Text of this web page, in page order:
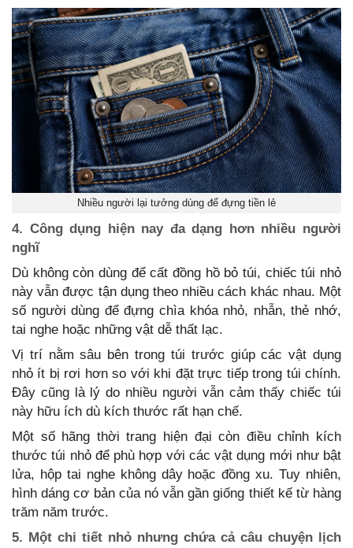
Nhiều người lại tưởng dùng để đựng tiền lẻ
4. Công dụng hiện nay đa dạng hơn nhiều người
nghĩ
Dù không còn dùng để cất đồng hồ bỏ túi, chiếc túi nhỏ
này vẫn được tận dụng theo nhiều cách khác nhau. Một
số người dùng để đựng chìa khóa nhỏ, nhẫn, thẻ nhớ,
tai nghe hoặc những vật dễ thất lạc.
Vị trí nằm sâu bên trong túi trước giúp các vật dụng
nhỏ ít bị rơi hơn so với khi đặt trực tiếp trong túi chính.
Đây cũng là lý do nhiều người vẫn cảm thấy chiếc túi
này hữu ích dù kích thước rất hạn chế.
Một số hãng thời trang hiện đại còn điều chỉnh kích
thước túi nhỏ để phù hợp với các vật dụng mới như bật
lửa, hộp tai nghe không dây hoặc đồng xu. Tuy nhiên,
hình dáng cơ bản của nó vẫn gần giống thiết kế từ hàng
trăm năm trước.
5. Một chi tiết nhỏ nhưng chứa cả câu chuyện lịch